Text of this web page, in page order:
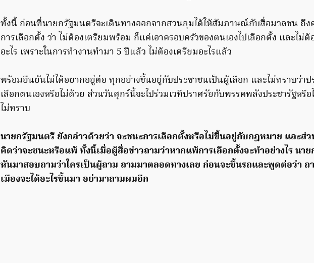
ทั้งนี้ ก่อนที่นายกรัฐมนตรีจะเดินทางออกจากสวนลุมได้ให้สัมภาษณ์กับสื่อมวลชน ถึง
การเลือกตั้ง ว่า ไม่ต้องเตรียมพร้อม ก็แค่เอาครอบครัวของตนเองไปเลือกตั้ง และไม่
อะไร เพราะในการทำงานทำมา 5 ปีแล้ว ไม่ต้องเตรียมอะไรแล้ว
พร้อมยืนยันไม่ได้อยากอยู่ต่อ ทุกอย่างขึ้นอยู่กับประชาชนเป็นผู้เลือก และไม่ทราบว่าป
เลือกตนเองหรือไม่ด้วย ส่วนวันศุกร์นี้จะไปร่วมเวทีปราศรัยกับพรรคพลังประชารัฐหรื
ไม่ทราบ
นายกรัฐมนตรี ยังกล่าวด้วยว่า จะชนะการเลือกตั้งหรือไม่ขึ้นอยู่กับกฎหมาย และส่ว
คิดว่าจะชนะหรือแพ้ ทั้งนี้เมื่อผู้สื่อข่าวถามว่าหากแพ้การเลือกตั้งจะทำอย่างไร นา
หันมาสอบถามว่าใครเป็นผู้ถาม ถามมาตลอดทางเลย ก่อนจะขึ้นรถและพูดต่อว่า
เมืองจะได้อะไรขึ้นมา อย่ามาถามผมอีก